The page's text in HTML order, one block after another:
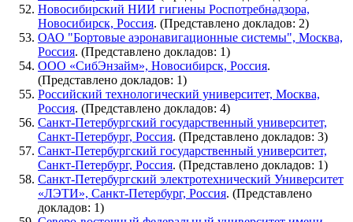
Новосибирский НИИ гигиены Роспотребнадзора,
Новосибирск, Россия. (Представлено докладов: 2)
ОАО "Бортовые аэронавигационные системы", Москва,
Россия. (Представлено докладов: 1)
ООО «СибЭнзайм», Новосибирск, Россия.
(Представлено докладов: 1)
Российский технологический университет, Москва,
Россия. (Представлено докладов: 4)
Санкт-Петербургский государственный университет,
Санкт-Петербург, Россия. (Представлено докладов: 3)
Санкт-Петербургский государственный университет,
Санкт-Петербург, Россия. (Представлено докладов: 1)
Санкт-Петербургский электротехнический Университет
«ЛЭТИ», Санкт-Петербург, Россия. (Представлено
докладов: 1)